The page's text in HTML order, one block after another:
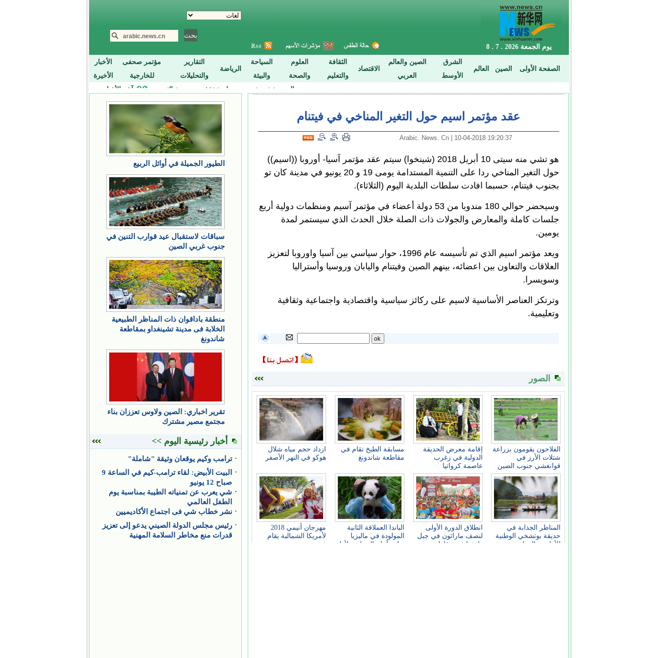
عقد مؤتمر اسيم حول التغير المناخي في فيتنام
19:20:37 10-04-2018 | Arabic. News. Cn
هو تشي منه سيتى 10 أبريل 2018 (شينخوا) سيتم عقد مؤتمر آسيا- أوروبا ((اسيم))
حول التغير المناخي ردا على التنمية المستدامة يومى 19 و 20 يونيو في مدينة كان تو
بجنوب فيتنام، حسبما افادت سلطات البلدية اليوم (الثلاثاء).
وسيحضر حوالي 180 مندوبا من 53 دولة أعضاء في مؤتمر آسيم ومنظمات دولية أربع
جلسات كاملة والمعارض والجولات ذات الصلة خلال الحدث الذي سيستمر لمدة
يومين.
ويعد مؤتمر اسيم الذي تم تأسيسه عام 1996، حوار سياسي بين آسيا واوروبا لتعزيز
العلاقات والتعاون بين اعضائه، بينهم الصين وفيتنام واليابان وروسيا وأستراليا
وسويسرا.
وترتكز العناصر الأساسية لاسيم على ركائز سياسية واقتصادية واجتماعية وثقافية
وتعليمية.